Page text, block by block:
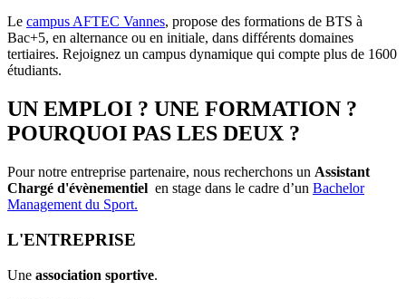
Le campus AFTEC Vannes, propose des formations de BTS à
Bac+5, en alternance ou en initiale, dans différents domaines
tertiaires. Rejoignez un campus dynamique qui compte plus de 1600
étudiants.
UN EMPLOI ? UNE FORMATION ?
POURQUOI PAS LES DEUX ?
Pour notre entreprise partenaire, nous recherchons un Assistant
Chargé d'évènementiel en stage dans le cadre d’un Bachelor
Management du Sport.
L'ENTREPRISE
Une association sportive.